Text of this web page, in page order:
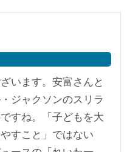
います。安富さんと
ジャクソンのスリラ
すね。「子どもを大
すこと」ではない